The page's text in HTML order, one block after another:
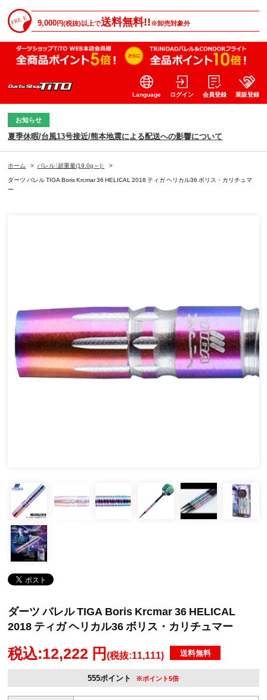
9,000円(税抜)以上で送料無料!!※卸売対象外
Language ログイン 会員登録 業販登録
お知らせ
夏季休暇/台風13号接近/熊本地震による配送への影響について
ホーム > バレル（超重量(19.0g～)）
>
ダーツ バレル TIGA Boris Krcmar 36 HELICAL 2018 ティガ ヘリカル36 ボリス・カリチュマ
ー
ダーツ バレル TIGA Boris Krcmar 36 HELICAL
2018 ティガ ヘリカル36 ボリス・カリチュマー
税込:12,222 円(税抜:11,111) 送料無料
555ポイント ※ポイント5倍